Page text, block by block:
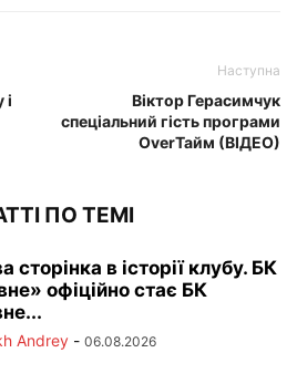
Наступна
Віктор Герасимчук
спеціальний гість програми
OverТайм (ВІДЕО)
ПО ТЕМІ
сторінка в історії клубу. БК
офіційно стає БК
Andrey - 06.08.2026